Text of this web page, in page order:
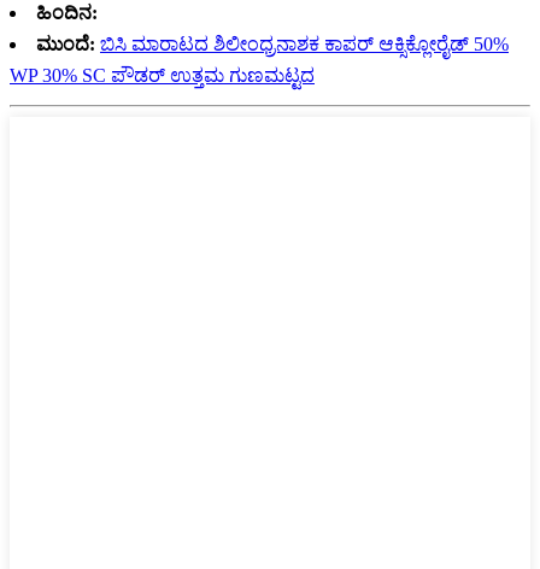
ಹಿಂದಿನ:
ಮುಂದೆ: ಬಿಸಿ ಮಾರಾಟದ ಶಿಲೀಂಧ್ರನಾಶಕ ಕಾಪರ್ ಆಕ್ಸಿಕ್ಲೋರೈಡ್ 50%
WP 30% SC ಪೌಡರ್ ಉತ್ತಮ ಗುಣಮಟ್ಟದ